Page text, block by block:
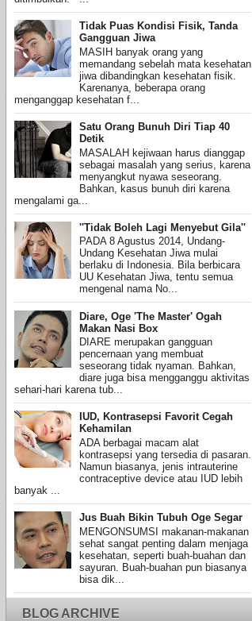
Tidak Puas Kondisi Fisik, Tanda
Gangguan Jiwa
MASIH banyak orang yang
memandang sebelah mata kesehatan
jiwa dibandingkan kesehatan fisik.
Karenanya, beberapa orang
menganggap kesehatan f...
Satu Orang Bunuh Diri Tiap 40
Detik
MASALAH kejiwaan harus dianggap
sebagai masalah yang serius, karena
menyangkut nyawa seseorang.
Bahkan, kasus bunuh diri karena
mengalami ga...
''Tidak Boleh Lagi Menyebut Gila''
PADA 8 Agustus 2014, Undang-
Undang Kesehatan Jiwa mulai
berlaku di Indonesia. Bila berbicara
UU Kesehatan Jiwa, tentu semua
mengenal nama No...
Diare, Oge 'The Master' Ogah
Makan Nasi Box
DIARE merupakan gangguan
pencernaan yang membuat
seseorang tidak nyaman. Bahkan,
diare juga bisa mengganggu aktivitas
sehari-hari karena tub...
IUD, Kontrasepsi Favorit Cegah
Kehamilan
ADA berbagai macam alat
kontrasepsi yang tersedia di pasaran.
Namun biasanya, jenis intrauterine
contraceptive device atau IUD lebih
banyak ...
Jus Buah Bikin Tubuh Oge Segar
MENGONSUMSI makanan-makanan
sehat sangat penting dalam menjaga
kesehatan, seperti buah-buahan dan
sayuran. Buah-buahan pun biasanya
bisa dik...
BLOG ARCHIVE